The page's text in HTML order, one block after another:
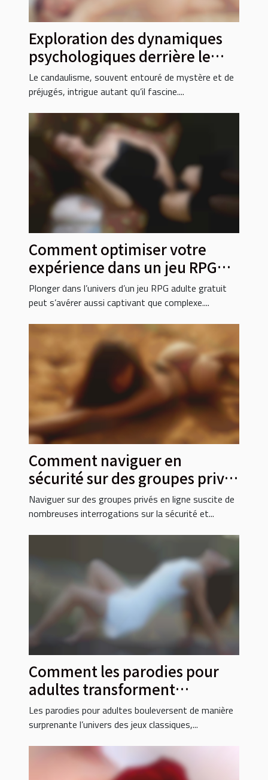
Exploration des dynamiques
psychologiques derrière le
candaulisme
Le candaulisme, souvent entouré de mystère et de
préjugés, intrigue autant qu’il fascine....
Comment optimiser votre
expérience dans un jeu RPG
adulte gratuit ?
Plonger dans l’univers d’un jeu RPG adulte gratuit
peut s’avérer aussi captivant que complexe....
Comment naviguer en
sécurité sur des groupes privés
en ligne ?
Naviguer sur des groupes privés en ligne suscite de
nombreuses interrogations sur la sécurité et...
Comment les parodies pour
adultes transforment
l'expérience des jeux
classiques ?
Les parodies pour adultes bouleversent de manière
surprenante l’univers des jeux classiques,...